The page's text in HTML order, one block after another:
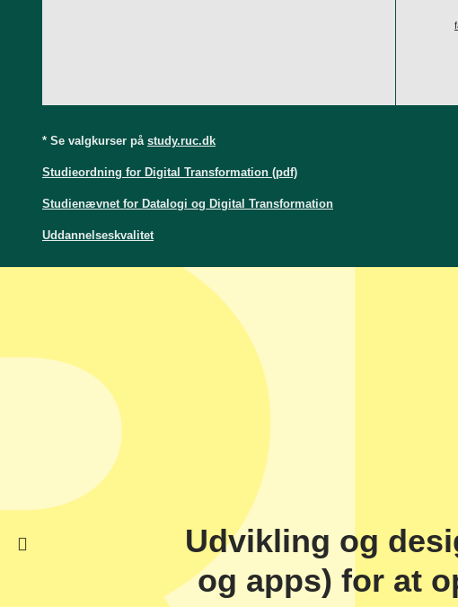
* Se valgkurser på study.ruc.dk
Studieordning for Digital Transformation (pdf)
Studienævnet for Datalogi og Digital Transformation
Uddannelseskvalitet
Udvikling og
og apps) for at